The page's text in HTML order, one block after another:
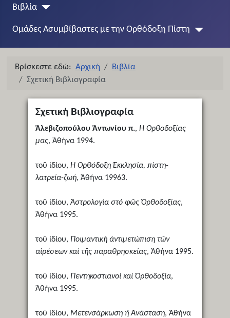
Βιβλία
Ομάδες Ασυμβίβαστες με την Ορθόδοξη Πίστη
Βρίσκεστε εδώ: Αρχική
Βιβλία
Σχετική Βιβλιογραφία
Σχετική Βιβλιογραφία
Ἀλεβιζοπούλου Ἀντωνίου π., Ἡ Ὀρθοδοξίας
μας, Ἀθήνα 1994.
τοῦ ἰδίου, Ἡ Ὀρθόδοξη Ἐκκλησία, πίστη-
λατρεία-ζωή, Ἀθήνα 19963.
τοῦ ἰδίου,Ἀστρολογία στό φῶς Ὀρθοδοξίας,
Ἀθήνα 1995.
τοῦ ἰδίου, Ποιμαντική ἀντιμετώπιση τῶν
αἱρέσεων καί τῆς παραθρησκείας, Ἀθήνα 1995.
τοῦ ἰδίου, Πεντηκοστιανοί καί Ὀρθοδοξία,
Ἀθήνα 1995.
τοῦ ἰδίου, Μετενσάρκωση ἤ Ἀνάσταση, Ἀθήνα